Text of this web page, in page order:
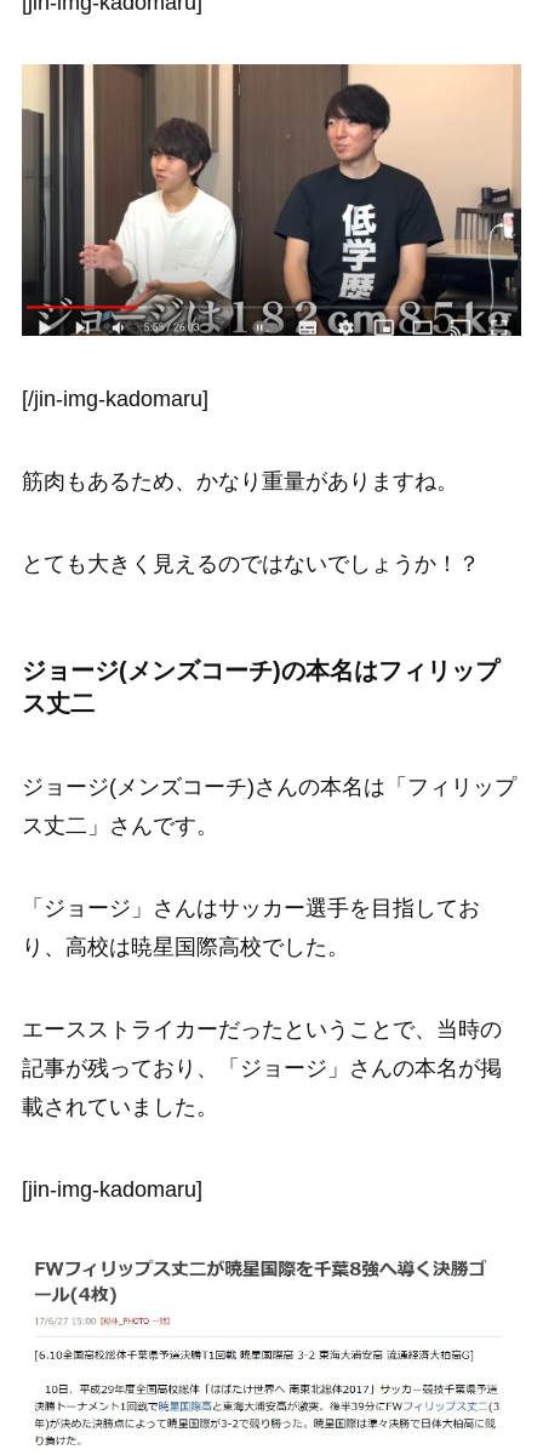
[/jin-img-kadomaru]
筋肉もあるため、かなり重量がありますね。
とても大きく見えるのではないでしょうか！？
ジョージ(メンズコーチ)の本名はフィリップ
ス丈二
ジョージ(メンズコーチ)さんの本名は「フィリップ
ス丈二」さんです。
「ジョージ」さんはサッカー選手を目指してお
り、高校は暁星国際高校でした。
エースストライカーだったということで、当時の
記事が残っており、「ジョージ」さんの本名が掲
載されていました。
[jin-img-kadomaru]